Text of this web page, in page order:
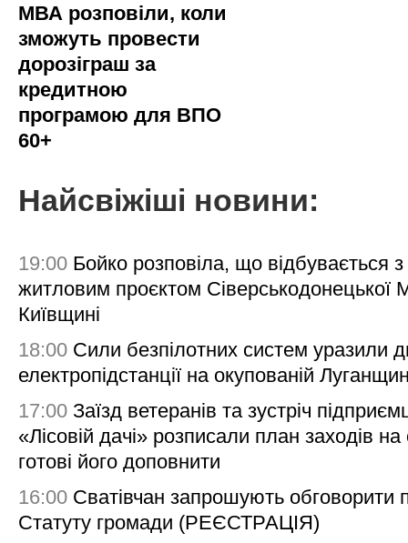
МВА розповіли, коли
зможуть провести
дорозіграш за
кредитною
програмою для ВПО
60+
Найсвіжіші новини:
19:00 Бойко розповіла, що відбувається з
житловим проєктом Сіверськодонецької
Київщині
18:00 Сили безпілотних систем уразили
електропідстанції на окупованій
17:00 Заїзд ветеранів та зустріч
«Лісовій дачі» розписали план заходів на
готові його доповнити
16:00 Сватівчан запрошують обговорити
Статуту громади (РЕЄСТРАЦІЯ)